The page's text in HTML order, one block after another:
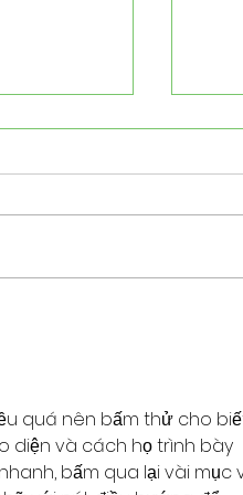
quá nên bấm thử cho
diện và cách họ trình bày
bấm qua lại vài mục